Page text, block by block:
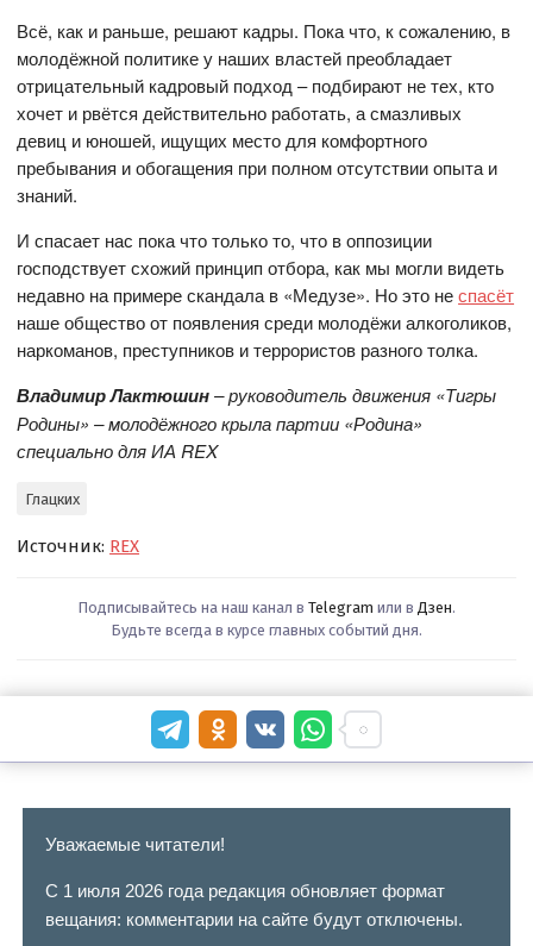
Всё, как и раньше, решают кадры. Пока что, к сожалению, в
молодёжной политике у наших властей преобладает
отрицательный кадровый подход – подбирают не тех, кто
хочет и рвётся действительно работать, а смазливых
девиц и юношей, ищущих место для комфортного
пребывания и обогащения при полном отсутствии опыта и
знаний.
И спасает нас пока что только то, что в оппозиции
господствует схожий принцип отбора, как мы могли видеть
недавно на примере скандала в «Медузе». Но это неспасёт
наше общество от появления среди молодёжи алкоголиков,
наркоманов, преступников и террористов разного толка.
Владимир Лактюшин– руководитель движения «Тигры
Родины» – молодёжного крыла партии «Родина»
специально для ИА REX
Глацких
Источник: REX
Подписывайтесь на наш канал в Telegram или в Дзен.
Будьте всегда в курсе главных событий дня.
Уважаемые читатели!
С 1 июля 2026 года редакция обновляет формат
вещания: комментарии на сайте будут отключены.